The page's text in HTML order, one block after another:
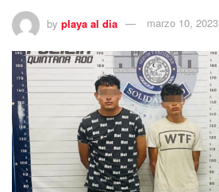
by playa al dia marzo 10, 2023